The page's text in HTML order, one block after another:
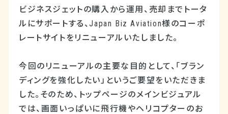
ビジネスジェットの購入から運用、売却までトータ
ルにサポートする、Japan Biz Aviation様のコーポ
レートサイトをリニューアルいたしました。
今回のリニューアルの主要な目的として、「ブラン
ディングを強化したい」というご要望をいただきま
した。そのため、トップページのメインビジュアル
では、画面いっぱいに飛行機やヘリコプターのお